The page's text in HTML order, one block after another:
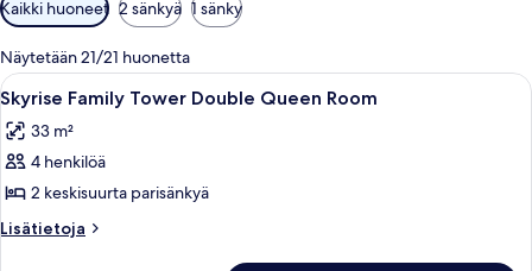
saatavilla
olevia
suodattimia
Kaikki huoneet 2 sänkyä 1 sänky
Näytetään 21/21 huonetta
Avaa
kaikki
huonetyypin
Skyrise
Family
Tower
Hotellihuone, jossa on kaksi sänkyä,
4
Skyrise Family Tower Double Queen Room
33 m²
4 henkilöä
2 keskisuurta parisänkyä
Lisätietoja
Lisätietoja